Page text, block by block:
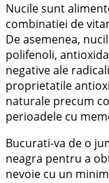
Nucile sunt
combinatiei de
De asemenea,
polifenoli,
negative ale
proprietatile
naturale precum
perioadele cu
Bucurati-va de o
neagra pentru a
nevoie cu un